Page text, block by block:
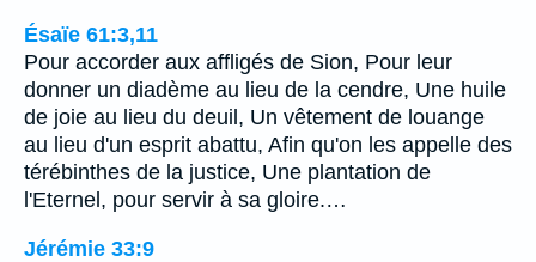
Ésaïe 61:3,11
Pour accorder aux affligés de Sion, Pour leur
donner un diadème au lieu de la cendre, Une huile
de joie au lieu du deuil, Un vêtement de louange
au lieu d'un esprit abattu, Afin qu'on les appelle des
térébinthes de la justice, Une plantation de
l'Eternel, pour servir à sa gloire.…
Jérémie 33:9